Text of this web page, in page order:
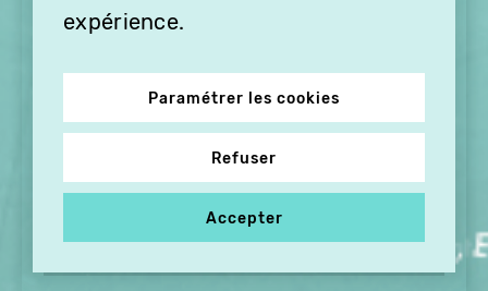
expérience.
Paramétrer les cookies
Refuser
Accepter